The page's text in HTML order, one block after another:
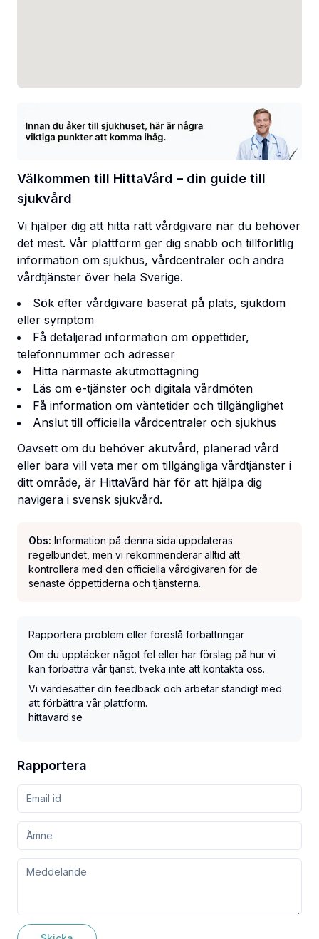
Välkommen till HittaVård – din guide till
sjukvård
Vi hjälper dig att hitta rätt vårdgivare när du behöver
det mest. Vår plattform ger dig snabb och tillförlitlig
information om sjukhus, vårdcentraler och andra
vårdtjänster över hela Sverige.
Sök efter vårdgivare baserat på plats, sjukdom
eller symptom
Få detaljerad information om öppettider,
telefonnummer och adresser
Hitta närmaste akutmottagning
Läs om e-tjänster och digitala vårdmöten
Få information om väntetider och tillgänglighet
Anslut till officiella vårdcentraler och sjukhus
Oavsett om du behöver akutvård, planerad vård
eller bara vill veta mer om tillgängliga vårdtjänster i
ditt område, är HittaVård här för att hjälpa dig
navigera i svensk sjukvård.
Obs: Information på denna sida uppdateras
regelbundet, men vi rekommenderar alltid att
kontrollera med den officiella vårdgivaren för de
senaste öppettiderna och tjänsterna.
Rapportera problem eller föreslå förbättringar
Om du upptäcker något fel eller har förslag på hur vi
kan förbättra vår tjänst, tveka inte att kontakta oss.
Vi värdesätter din feedback och arbetar ständigt med
att förbättra vår plattform.
hittavard.se
Rapportera